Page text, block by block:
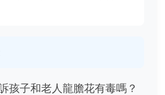
孩子和老人龍膽花有毒嗎？